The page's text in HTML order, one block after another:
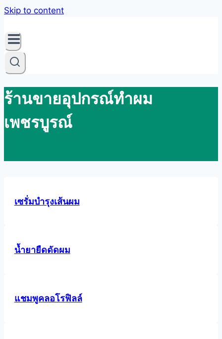
Skip to content
ร้านขายอุปกรณ์ทำผม
เพชรบูรณ์
เซรั่มบำรุงเส้นผม
น้ำยายืดดัดผม
แชมพูคลอโรฟิลล์